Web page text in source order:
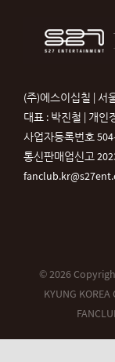
(주)에스이십칠 | 서
대표 : 박진철 | 개인
사업자등록번호
통신판매업신고
© 2026
KYUNG KOREA